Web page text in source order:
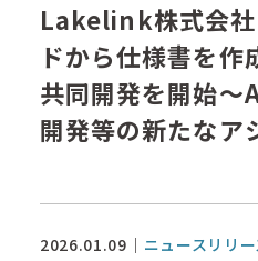
Lakelink株式会社
ドから仕様書を作
共同開発を開始～
開発等の新たなア
2026.01.09 ニュースリリー